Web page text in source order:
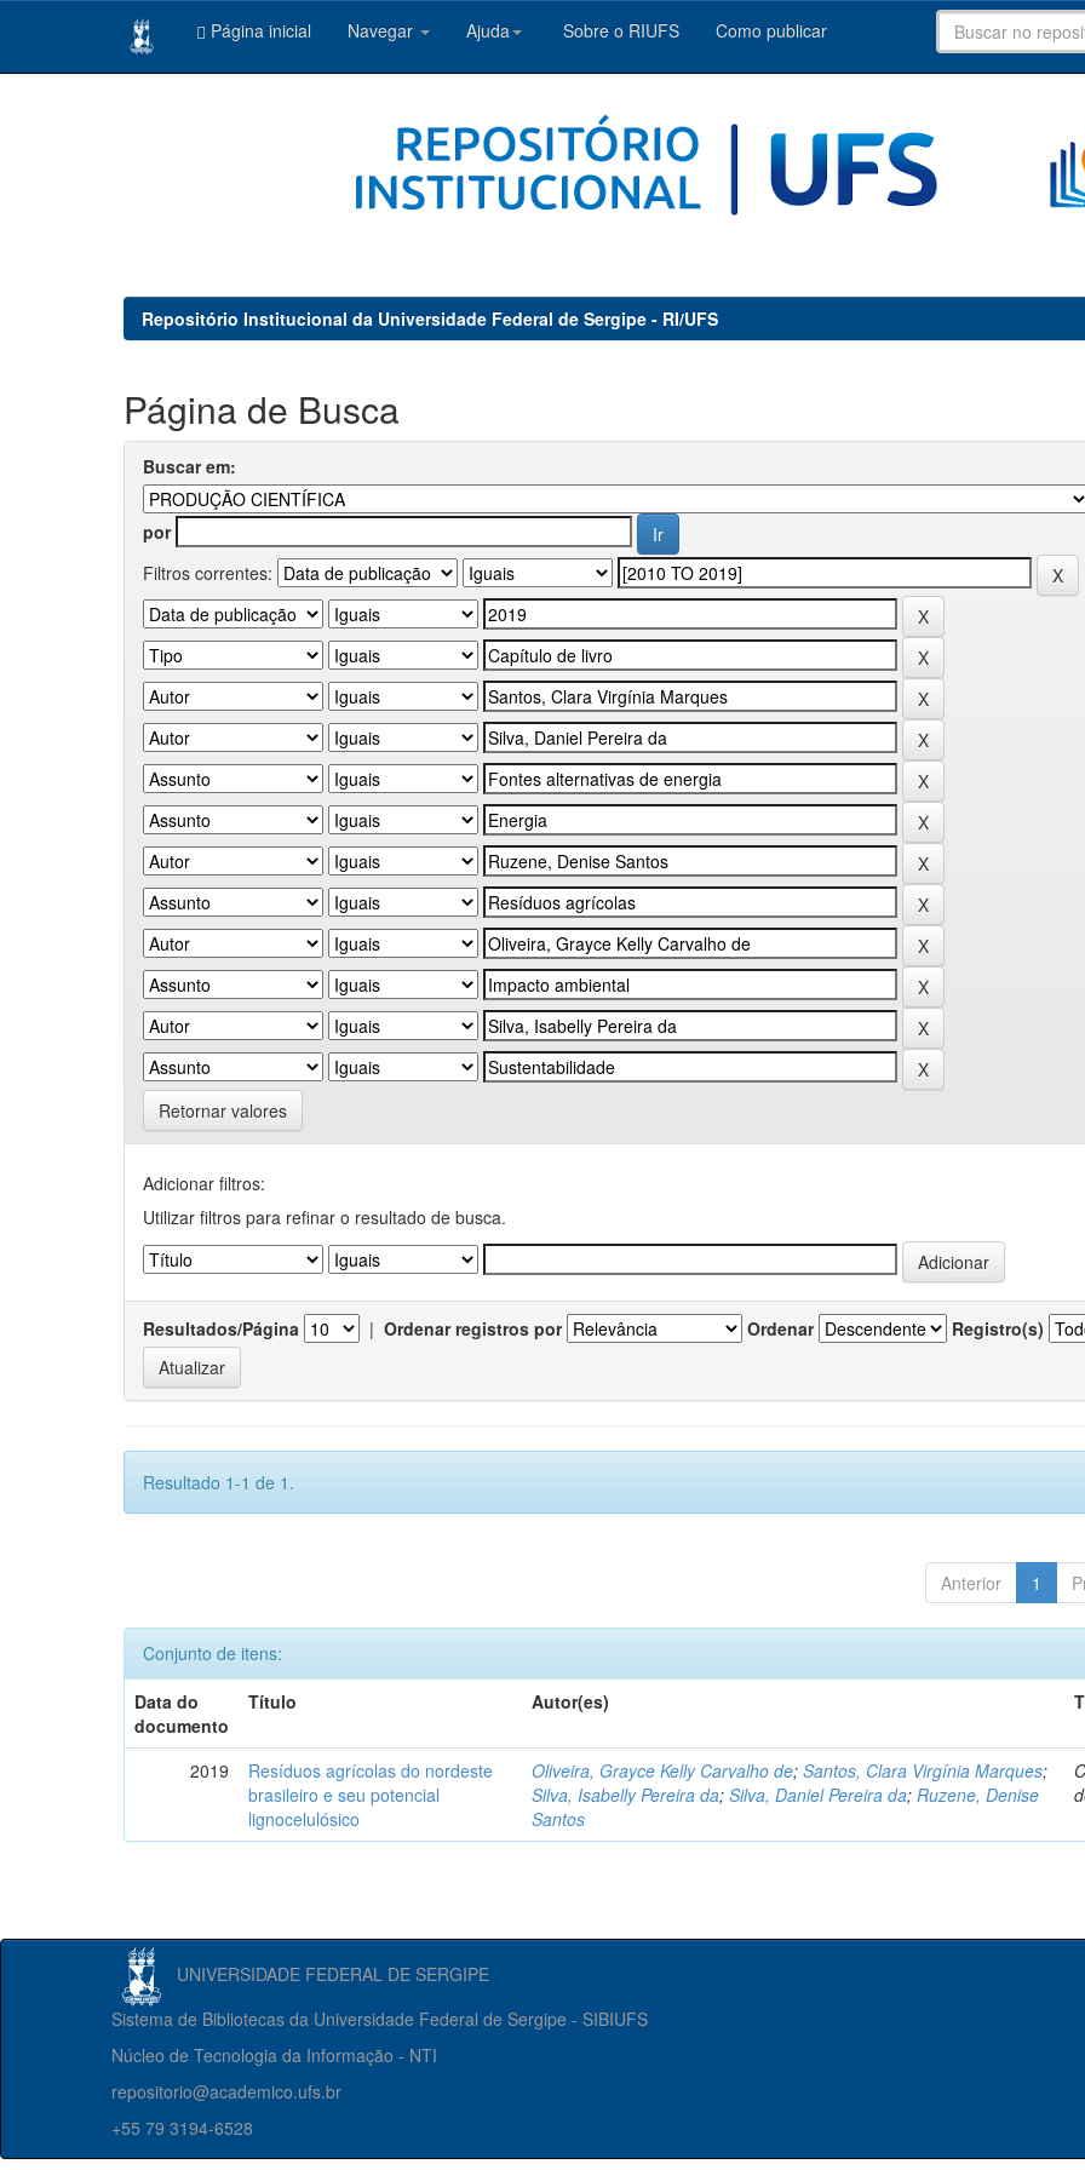
Página inicial Navegar Ajuda Sobre o RIUFS Como publicar
Repositório Institucional da Universidade Federal de Sergipe - RI/UFS
Página de Busca
Buscar em:
por
Filtros correntes:
Retornar valores
Adicionar filtros:
Utilizar filtros para refinar o resultado de busca.
Resultados/Página | Ordenar registros por Ordenar Registro(s)
Resultado 1-1 de 1.
Anterior 1
Conjunto de itens:
Data do
documento
Título Autor(es)
2019
Resíduos agrícolas do nordeste
brasileiro e seu potencial
lignocelulósico
Oliveira, Grayce Kelly Carvalho de;Santos, Clara Virgínia Marques;
Silva, Isabelly Pereira da;Silva, Daniel Pereira da;Ruzene, Denise
Santos
UNIVERSIDADE FEDERAL DE SERGIPE
Sistema de Bibliotecas da Universidade Federal de Sergipe - SIBIUFS
Núcleo de Tecnologia da Informação - NTI
repositorio@academico.ufs.br
+55 79 3194-6528